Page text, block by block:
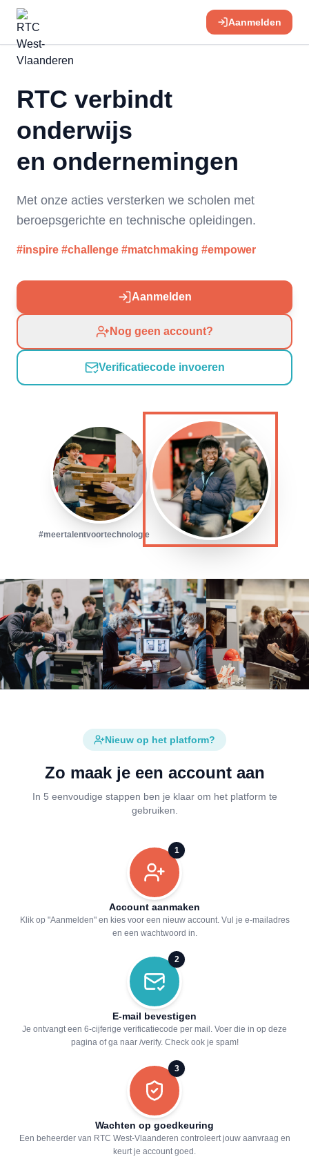
Aanmelden
RTC verbindt
onderwijs
en ondernemingen
Met onze acties versterken we scholen met
beroepsgerichte en technische opleidingen.
#inspire #challenge #matchmaking #empower
Aanmelden
Nog geen account?
Verificatiecode invoeren
#meertalentvoortechnologie
Nieuw op het platform?
Zo maak je een account aan
In 5 eenvoudige stappen ben je klaar om het platform te
gebruiken.
1
Account aanmaken
Klik op "Aanmelden" en kies voor een nieuw account. Vul je e-mailadres
en een wachtwoord in.
2
E-mail bevestigen
Je ontvangt een 6-cijferige verificatiecode per mail. Voer die in op deze
pagina of ga naar /verify. Check ook je spam!
3
Wachten op goedkeuring
Een beheerder van RTC West-Vlaanderen controleert jouw aanvraag en
keurt je account goed.